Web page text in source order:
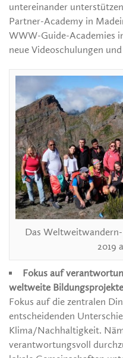
untereinander
Partner-Academy in
WWW-Guide-Academies
neue Videoschulungen
Das
2019
Fokus auf
weltweite Bildungsprojekte
Fokus auf die zentralen
entscheidenden
Klima/Nachhaltigkeit.
verantwortungsvoll